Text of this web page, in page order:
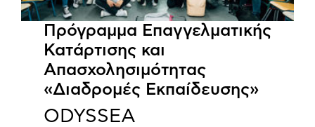
Πρόγραμμα Επαγγελματικής
Κατάρτισης και
Απασχολησιμότητας
«Διαδρομές Εκπαίδευσης»
ODYSSEA